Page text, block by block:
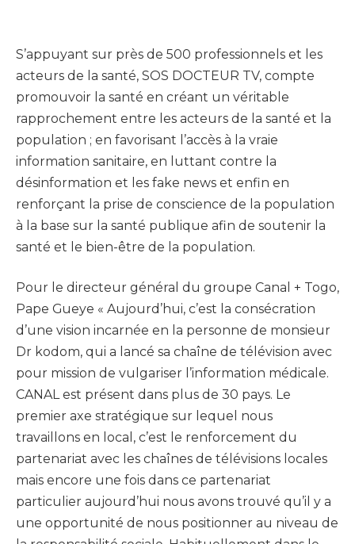
S’appuyant sur près de 500 professionnels et les
acteurs de la santé, SOS DOCTEUR TV, compte
promouvoir la santé en créant un véritable
rapprochement entre les acteurs de la santé et la
population ; en favorisant l’accès à la vraie
information sanitaire, en luttant contre la
désinformation et les fake news et enfin en
renforçant la prise de conscience de la population
à la base sur la santé publique afin de soutenir la
santé et le bien-être de la population.
Pour le directeur général du groupe Canal + Togo,
Pape Gueye « Aujourd’hui, c’est la consécration
d’une vision incarnée en la personne de monsieur
Dr kodom, qui a lancé sa chaîne de télévision avec
pour mission de vulgariser l’information médicale.
CANAL est présent dans plus de 30 pays. Le
premier axe stratégique sur lequel nous
travaillons en local, c’est le renforcement du
partenariat avec les chaînes de télévisions locales
mais encore une fois dans ce partenariat
particulier aujourd’hui nous avons trouvé qu’il y a
une opportunité de nous positionner au niveau de